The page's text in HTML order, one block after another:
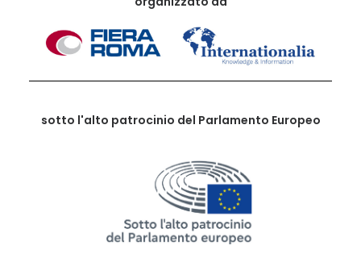
sotto l'alto patrocinio del Parlamento Europeo